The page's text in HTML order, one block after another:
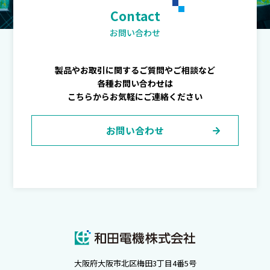
Contact
お問い合わせ
製品やお取引に関するご質問やご相談など
各種お問い合わせは
こちらからお気軽にご連絡ください
お問い合わせ
大阪府大阪市北区梅田3丁目4番5号